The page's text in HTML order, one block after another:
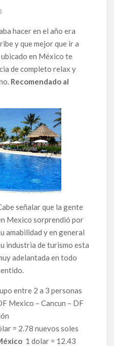
hacer en el año era
y que mejor que ir a
en México te
de completo relax y
Recomendado al
señalar que la gente
Mexico sorprendió por
amabilidad y en general
industria de turismo esta
adelantada en todo
entre 2 a 3 personas
Mexico – Cancun – DF
= 2.78 nuevos soles
1 dolar = 12.43